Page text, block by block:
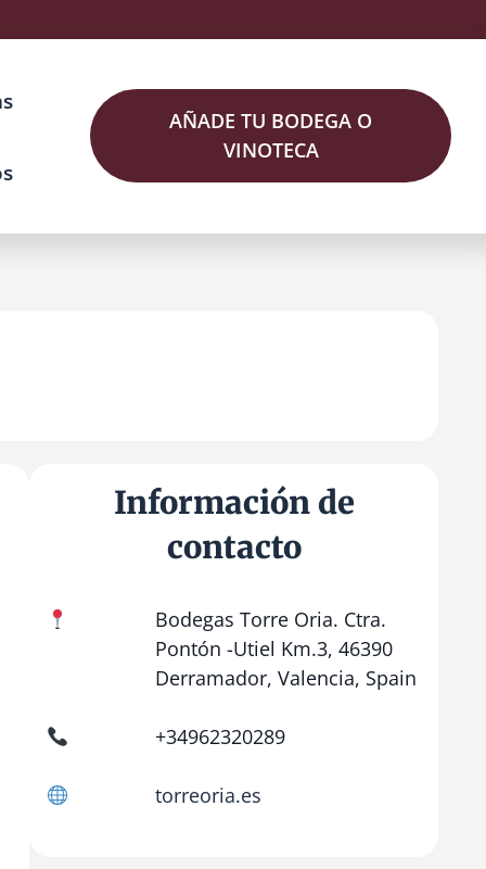
AÑADE TU BODEGA O
VINOTECA
Información de
contacto
Bodegas Torre Oria. Ctra.
Pontón -Utiel Km.3, 46390
Derramador, Valencia, Spain
+34962320289
torreoria.es